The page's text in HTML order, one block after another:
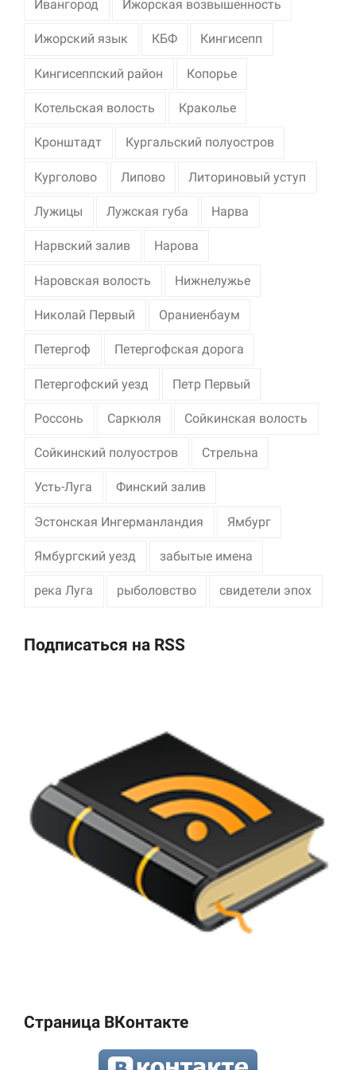
Ивангород Ижорская возвышенность
Ижорский язык КБФ Кингисепп
Кингисеппский район Копорье
Котельская волость Краколье
Кронштадт Кургальский полуостров
Курголово Липово Литориновый уступ
Лужицы Лужская губа Нарва
Нарвский залив Нарова
Наровская волость Нижнелужье
Николай Первый Ораниенбаум
Петергоф Петергофская дорога
Петергофский уезд Петр Первый
Россонь Саркюля Сойкинская волость
Сойкинский полуостров Стрельна
Усть-Луга Финский залив
Эстонская Ингерманландия Ямбург
Ямбургский уезд забытые имена
река Луга рыболовство свидетели эпох
Подписаться на RSS
Страница ВКонтакте